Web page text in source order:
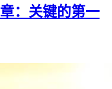
：关键的第一